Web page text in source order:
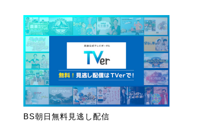
BS朝日無料見逃し配信